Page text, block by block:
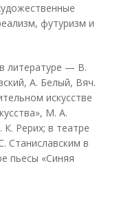
футуризм и
литературе — В.
А. Белый, Вяч.
искусстве
М. А.
Рерих; в театре
Станиславским в
пьесы «Синяя